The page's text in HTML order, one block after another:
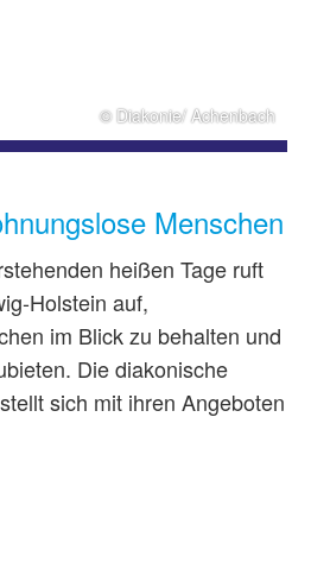
© Diakonie/ Achenbach
Menschen
heißen Tage ruft
Holstein auf,
im Blick zu behalten und
Die diakonische
sich mit ihren Angeboten